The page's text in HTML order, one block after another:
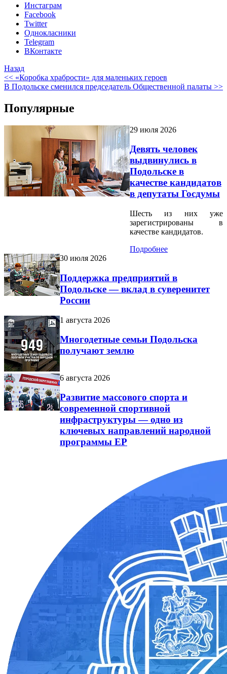
Инстаграм
Facebook
Twitter
Однокласники
Telegram
ВКонтакте
Назад
<< «Коробка храбрости» для маленьких героев
В Подольске сменился председатель Общественной палаты >>
Популярные
29 июля 2026
Девять человек
выдвинулись в
Подольске в
качестве кандидатов
в депутаты Госдумы
Шесть из них уже
зарегистрированы в
качестве кандидатов.
Подробнее
30 июля 2026
Поддержка предприятий в
Подольске — вклад в суверенитет
России
1 августа 2026
Многодетные семьи Подольска
получают землю
6 августа 2026
Развитие массового спорта и
современной спортивной
инфраструктуры — одно из
ключевых направлений народной
программы ЕР